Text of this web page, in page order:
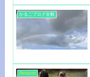
かるごブログ全般
Amazon